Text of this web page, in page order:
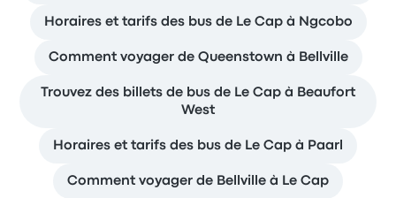
Horaires et tarifs des bus de Le Cap à Ngcobo
Comment voyager de Queenstown à Bellville
Trouvez des billets de bus de Le Cap à Beaufort
West
Horaires et tarifs des bus de Le Cap à Paarl
Comment voyager de Bellville à Le Cap